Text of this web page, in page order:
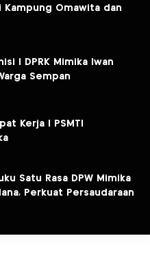
Kampung Omawita dan
I DPRK Mimika Iwan
Sempan
Kerja I PSMTI
Satu Rasa DPW Mimika
Perkuat Persaudaraan